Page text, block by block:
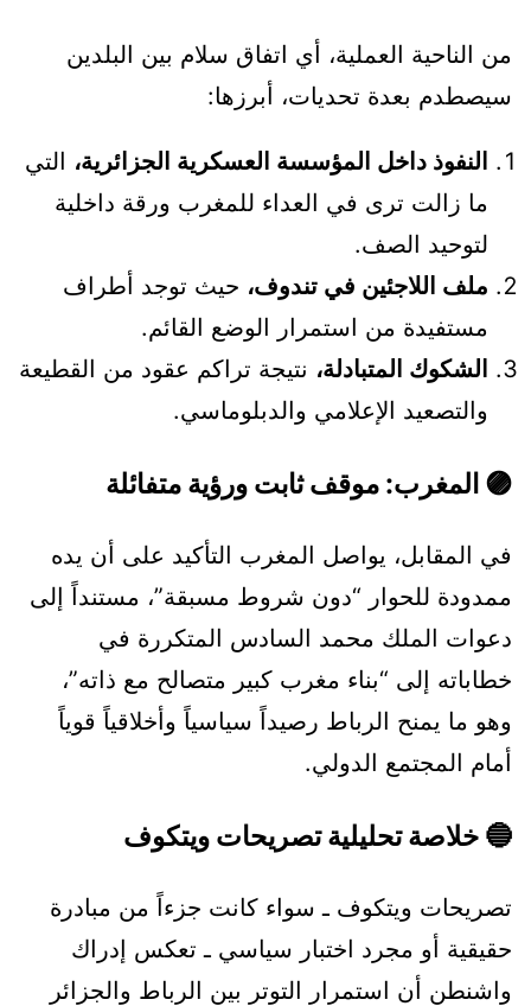
من الناحية العملية، أي اتفاق سلام بين البلدين
سيصطدم بعدة تحديات، أبرزها:
النفوذ داخل المؤسسة العسكرية الجزائرية، التي
ما زالت ترى في العداء للمغرب ورقة داخلية
لتوحيد الصف.
ملف اللاجئين في تندوف، حيث توجد أطراف
مستفيدة من استمرار الوضع القائم.
الشكوك المتبادلة، نتيجة تراكم عقود من القطيعة
والتصعيد الإعلامي والدبلوماسي.
🟣 المغرب: موقف ثابت ورؤية متفائلة
في المقابل، يواصل المغرب التأكيد على أن يده
ممدودة للحوار “دون شروط مسبقة”، مستنداً إلى
دعوات الملك محمد السادس المتكررة في
خطاباته إلى “بناء مغرب كبير متصالح مع ذاته”،
وهو ما يمنح الرباط رصيداً سياسياً وأخلاقياً قوياً
أمام المجتمع الدولي.
🔵 خلاصة تحليلية تصريحات ويتكوف
تصريحات ويتكوف ـ سواء كانت جزءاً من مبادرة
حقيقية أو مجرد اختبار سياسي ـ تعكس إدراك
واشنطن أن استمرار التوتر بين الرباط والجزائر